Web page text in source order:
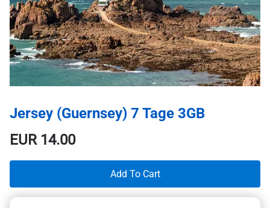
Jersey (Guernsey) 7 Tage 3GB
EUR14.00
Add To Cart